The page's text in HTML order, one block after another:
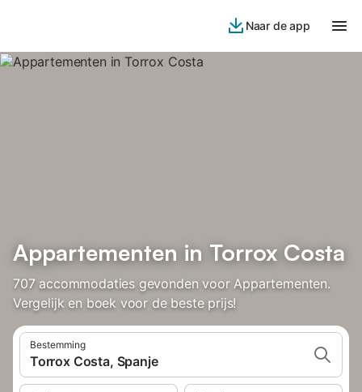
Naar de app
Appartementen in Torrox Costa
707 accommodaties gevonden voor Appartementen.
Vergelijk en boek voor de beste prijs!
Bestemming
Torrox Costa, Spanje